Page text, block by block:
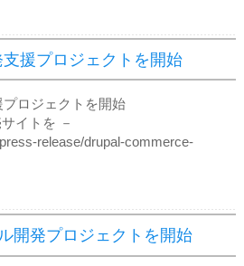
援プロジェクトを開始
ロジェクトを開始
イトを －
release/drupal-commerce-
開発プロジェクトを開始